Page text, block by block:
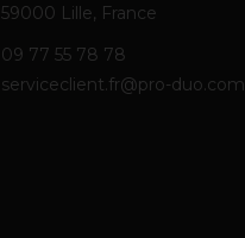
59000 Lille, France
09 77 55 78 78
serviceclient.fr@pro-duo.com